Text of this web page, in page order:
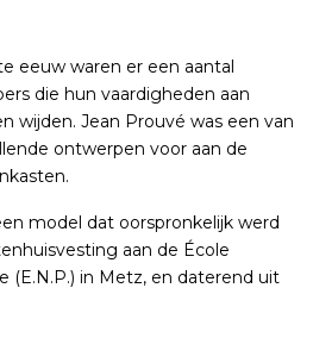
eeuw waren er een aantal
die hun vaardigheden aan
wijden. Jean Prouvé was een van
ontwerpen voor aan de
model dat oorspronkelijk werd
aan de École
(E.N.P.) in Metz, en daterend uit